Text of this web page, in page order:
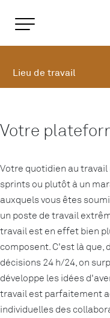
Page d'accueil
Contenu
Contact
Lieu de travail
Votre
Votre quotidien au
sprints ou plutôt à un
auxquels vous êtes
un poste de travail
travail est en effet bien
composent. C'est là que,
décisions 24 h/24, on
développe les idées
travail est parfaitement
individuelles des